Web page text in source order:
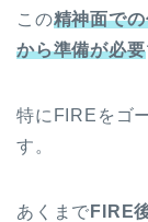
この精神面で
から準備が必要
特にFIREをゴ
す。
あくまで FIRE